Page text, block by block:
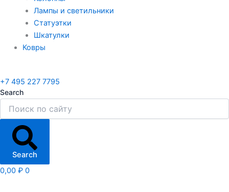
Лампы и светильники
Статуэтки
Шкатулки
Ковры
+7 495 227 7795
Search
Search
0,00 ₽ 0